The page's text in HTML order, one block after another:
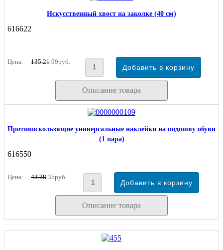
Искусственный хвост на заколке (40 см)
616622
Цена: 135.21 99руб.
Описание товара
Противоскользящие универсальные наклейки на подошву обуви
(1 пара)
616550
Цена: 43.28 35руб.
Описание товара